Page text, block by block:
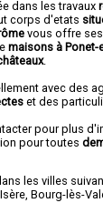
dans les travaux
corps d'etats
vous offre ses
maisons à Ponet-
.
avec des
et des
pour plus
pour toutes
les villes
, Bourg-lès-